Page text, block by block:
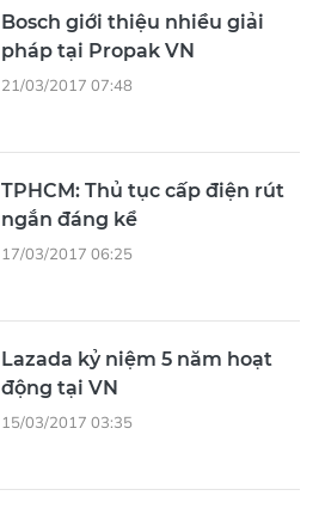
Bosch giới thiệu nhiều giải
pháp tại Propak VN
21/03/2017 07:48
TPHCM: Thủ tục cấp điện rút
ngắn đáng kể
17/03/2017 06:25
Lazada kỷ niệm 5 năm hoạt
động tại VN
15/03/2017 03:35